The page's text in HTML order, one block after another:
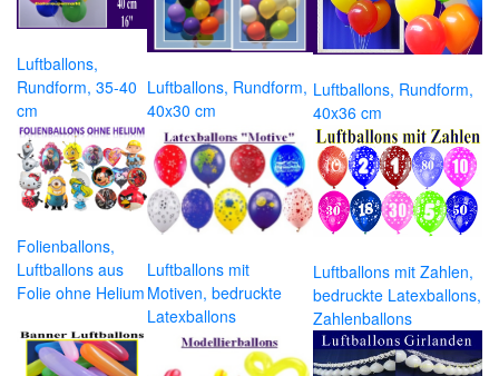
Luftballons,
Rundform, 35-40
cm
Luftballons, Rundform,
40x30 cm
Luftballons, Rundform,
40x36 cm
Folienballons,
Luftballons aus
Folie ohne Helium
Luftballons mit
Motiven, bedruckte
Latexballons
Luftballons mit Zahlen,
bedruckte Latexballons,
Zahlenballons